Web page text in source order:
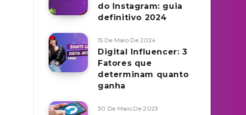
do Instagram: guia
definitivo 2024
15 De Maio De 2024
Digital Influencer: 3
Fatores que
determinam quanto
ganha
30 De Maio De 2023